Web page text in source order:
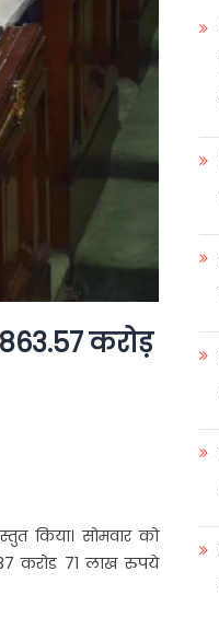
करोड़
किया। सोमवार को
करोड 71 लाख रुपये